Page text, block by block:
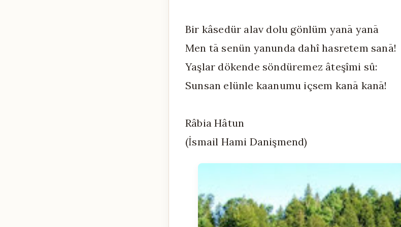
Bir kâsedür alav dolu gönlüm yanā yanā
Men tā senün yanunda dahî hasretem sanā!
Yaşlar dökende söndüremez âteşîmi sû:
Sunsan elünle kaanumu içsem kanā kanā!
Râbia Hâtun
(İsmail Hami Danişmend)